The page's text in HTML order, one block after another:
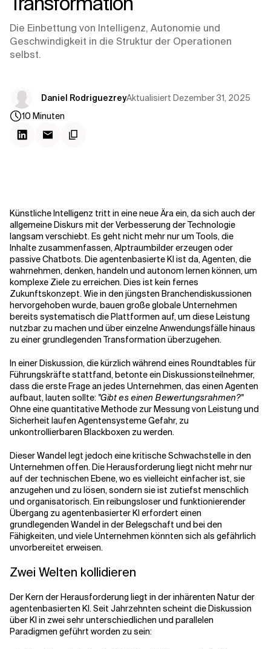
Verwandte Themen
Die Einbettung von Intelligenz, Autonomie und
Geschwindigkeit in die Struktur der Operationen
selbst.
Daniel RodriguezreyAktualisiert Dezember 31, 2025
10 Minuten
Künstliche Intelligenz tritt in eine neue Ära ein, da sich auch der
allgemeine Diskurs mit der Verbesserung der Technologie
langsam verschiebt. Es geht nicht mehr nur um Tools, die
Inhalte zusammenfassen, Alptraumbilder erzeugen oder
passive Chatbots. Die agentenbasierte KI ist da, Agenten, die
wahrnehmen, denken, handeln und autonom lernen können, um
komplexe Ziele zu erreichen. Dies ist kein fernes
Zukunftskonzept. Wie in den jüngsten Branchendiskussionen
hervorgehoben wurde, bauen große globale Unternehmen
bereits systematisch die Plattformen auf, um diese Leistung
nutzbar zu machen und über einzelne Anwendungsfälle hinaus
zu einer grundlegenden Transformation überzugehen.
In einer Diskussion, die kürzlich während eines Roundtables für
Führungskräfte stattfand, betonte ein Diskussionsteilnehmer,
dass die erste Frage an jedes Unternehmen, das einen Agenten
aufbaut, lauten sollte: "Gibt es einen Bewertungsrahmen?"
Ohne eine quantitative Methode zur Messung von Leistung und
Sicherheit laufen Agentensysteme Gefahr, zu
unkontrollierbaren Blackboxen zu werden.
Dieser Wandel legt jedoch eine kritische Schwachstelle in den
Unternehmen offen. Die Herausforderung liegt nicht mehr nur
auf der technischen Ebene, wo es vielleicht einfacher ist, sie
anzugehen und zu lösen, sondern sie ist zutiefst menschlich
und organisatorisch. Ein reibungsloser und funktionierender
Übergang zu agentenbasierter KI erfordert einen
grundlegenden Wandel in der Belegschaft und bei den
Fähigkeiten, und viele Unternehmen könnten sich als gefährlich
unvorbereitet erweisen.
Zwei Welten kollidieren
Der Kern der Herausforderung liegt in der inhärenten Natur der
agentenbasierten KI. Seit Jahrzehnten scheint die Diskussion
über KI in zwei sehr unterschiedlichen und parallelen
Paradigmen geführt worden zu sein: